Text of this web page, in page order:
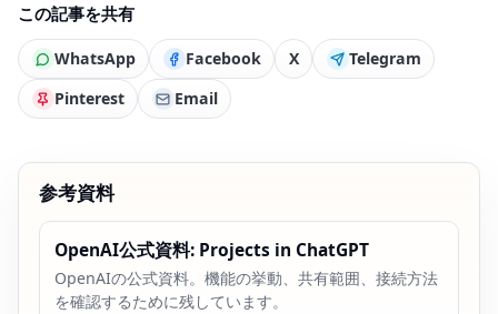
この記事を共有
WhatsApp Facebook X
Telegram
Pinterest
Email
参考資料
OpenAI公式資料: Projects in ChatGPT
OpenAIの公式資料。機能の挙動、共有範囲、接続方法
を確認するために残しています。